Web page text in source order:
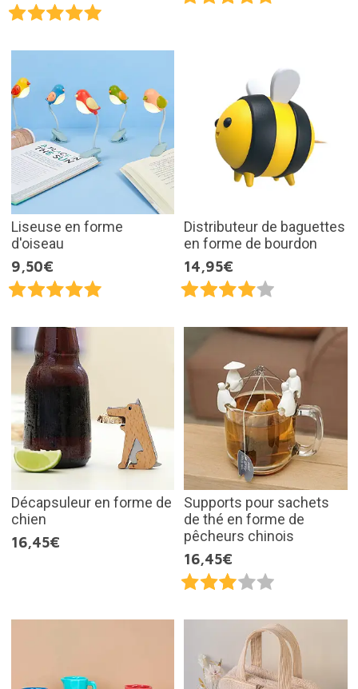
Liseuse en forme
d'oiseau
9,50€
Distributeur de baguettes
en forme de bourdon
14,95€
Décapsuleur en forme de
chien
16,45€
Supports pour sachets
de thé en forme de
pêcheurs chinois
16,45€